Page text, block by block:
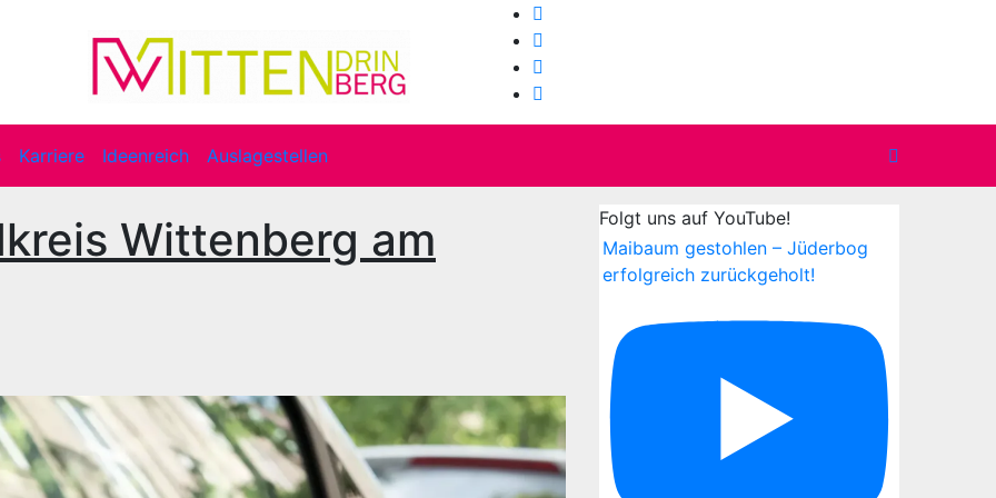
Karriere Ideenreich
Auslagestellen
Wittenberg am
Folgt uns auf YouTube!
Maibaum gestohlen – Jüderbog
erfolgreich zurückgeholt!